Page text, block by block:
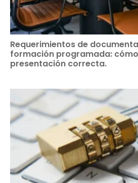
Requerimientos de
formación programada:
presentación correcta.